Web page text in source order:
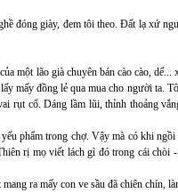
đóng giày, đem tôi theo. Đất lạ xứ
một lão già chuyên bán cào cào, dế...
mấy đồng lẻ qua mua cho người ta.
rụt cổ. Dáng lầm lũi, thỉnh thoảng
phẩm trong chợ. Vậy mà có khi
rị mọ viết lách gì đó trong cái chòi
ra mấy con ve sầu đã chiên chín,